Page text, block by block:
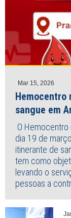
Mar 15, 2026
sangue em
O Hemocentro
dia 19 de
itinerante de
tem como
levando o
pessoas a